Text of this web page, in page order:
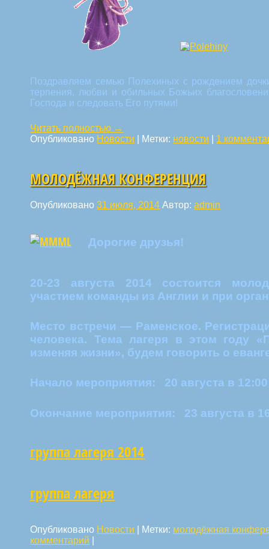
Поздравляем семью Полехиных с рождением
терпения, любви и обильных Божьих
Господа и следовать Его путями!
Читать полностью →
Опубликовано Новости Метки: новости 1
МОЛОДЁЖНАЯ КОНФЕРЕНЦИЯ
Опубликовано31 июля, 2014 Автор:admin
Дорогие друзья!
20-23 августа 2014 состоится
участием команды из Англии и при
Место встречи — Раменское.
человека. Тема лагеря в этом году
изменяя жизни», будем говорить о
Начало мероприятия: 20 августа в 12:00
Окончание мероприятия: 23 августа в
группа лагеря 2014
группа лагеря
Опубликовано Новости Метки: молодёжная
комментарий